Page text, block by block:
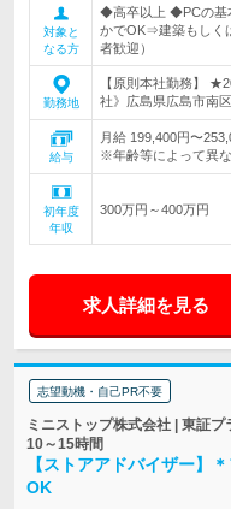
対象と
なる方
◆高卒以上 ◆PCの基
かでOK⇒建築もしく
者歓迎）
勤務地
【原則本社勤務】
社》広島県広島市南
給与
月給 199,400円〜
※年齢等によって異
初年度
年収
300万円～400万円
求人詳細を見る
志望動機・自己PR不要
ミニストップ株式会社 | 東証
10～15時間
【ストアアドバイザー】
OK